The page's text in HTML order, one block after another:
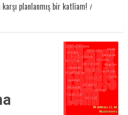
karşı planlanmış bir katliam!